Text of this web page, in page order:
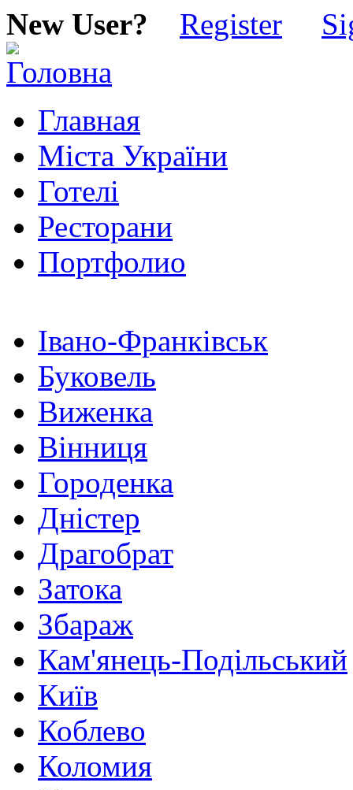
New User? Register
Главная
Міста України
Готелі
Ресторани
Портфолио
Івано-Франківськ
Буковель
Виженка
Вінниця
Городенка
Дністер
Драгобрат
Затока
Збараж
Кам'янець-Подільський
Київ
Коблево
Коломия